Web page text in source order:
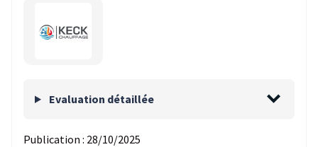
Evaluation détaillée
Publication : 28/10/2025